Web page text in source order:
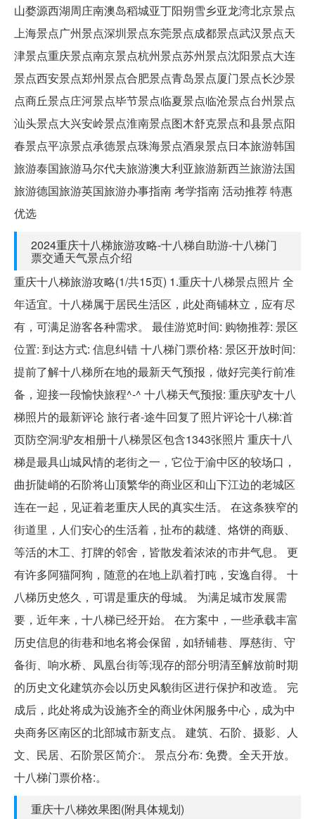
山婺源西湖周庄南澳岛稻城亚丁阳朔雪乡亚龙湾北京景点
上海景点广州景点深圳景点东莞景点成都景点武汉景点天
津景点重庆景点南京景点杭州景点苏州景点沈阳景点大连
景点西安景点郑州景点合肥景点青岛景点厦门景点长沙景
点商丘景点庄河景点毕节景点临夏景点临沧景点台州景点
汕头景点大兴安岭景点淮南景点图木舒克景点和县景点阳
春景点平凉景点承德景点珠海景点酒泉景点日本旅游韩国
旅游泰国旅游马尔代夫旅游澳大利亚旅游新西兰旅游法国
旅游德国旅游英国旅游办事指南 考学指南 活动推荐 特惠
优选
2024重庆十八梯旅游攻略-十八梯自助游-十八梯门
票交通天气景点介绍
重庆十八梯旅游攻略(1/共15页) 1.重庆十八梯景点照片 全
年适宜。十八梯属于居民生活区，此处商铺林立，应有尽
有，可满足游客各种需求。 最佳游览时间: 购物推荐: 景区
位置: 到达方式: 信息纠错 十八梯门票价格: 景区开放时间:
提前了解十八梯所在地的最新天气预报，做好完美行前准
备，迎接一段愉快旅程^-^ 十八梯天气预报: 重庆驴友十八
梯照片的最新评论 旅行者-途牛回复了照片评论十八梯:首
页防空洞:驴友相册十八梯景区包含1343张照片 重庆十八
梯是最具山城风情的老街之一，它位于渝中区的较场口，
曲折陡峭的石阶将山顶繁华的商业区和山下江边的老城区
连在一起，见证着老重庆人民的真实生活。 在这条狭窄的
街道里，人们安心的生活着，扯布的裁缝、烙饼的商贩、
等活的木工、打牌的邻舍，皆散发着浓浓的市井气息。 更
有许多阿猫阿狗，随意的在地上趴着打盹，安逸自得。 十
八梯历史悠久，可谓是重庆的母城。 为满足城市发展需
要，近年来，十八梯已经开始。 在方案中，一些承载丰富
历史信息的街巷和地名将会保留，如轿铺巷、厚慈街、守
备街、响水桥、凤凰台街等;现存的部分明清至解放前时期
的历史文化建筑亦会以历史风貌街区进行保护和改造。 完
成后，此处将成为设施齐全的商业休闲服务中心，成为中
央商务区南区的北部城市新支点。 建筑、石阶、摄影、人
文、民居、石阶景区简介:。 景点分布: 免费。全天开放。
十八梯门票价格:。
重庆十八梯效果图(附具体规划)